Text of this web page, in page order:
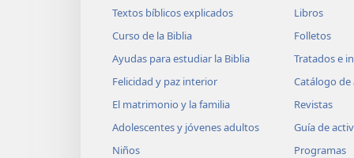
“¡Aquí estoy para lo que
favor, ve a ver si tus
rebaño y regresa para
Hebrón + a Siquem. 15 Más
dando vueltas por el campo y
le dijo: “Busco a mis
Textos bíblicos explicados
Curso de la Biblia
Ayudas para estudiar la Biblia
Felicidad y paz interior
El matrimonio y la familia
Adolescentes y jóvenes adultos
Niños
Libros
Folletos
Tratados e
Catálogo
Revistas
Guía de
Programas